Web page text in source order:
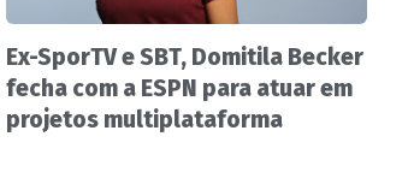
Ex-SporTV e SBT, Domitila Becker
fecha com a ESPN para atuar em
projetos multiplataforma